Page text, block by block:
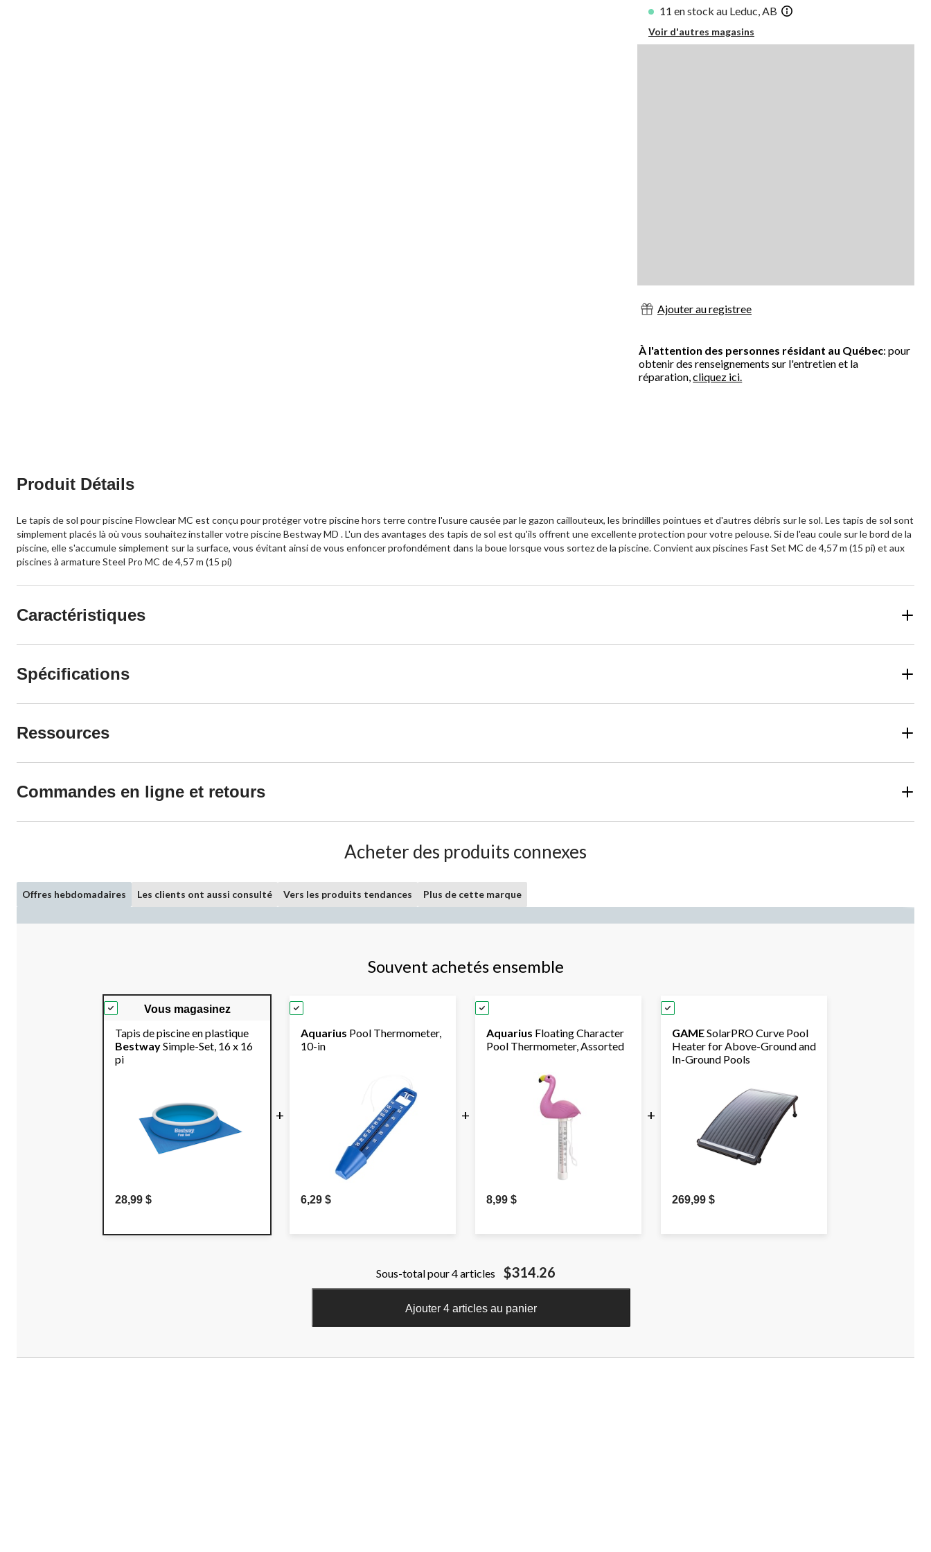
11 en stock au Leduc, AB
Voir d'autres magasins
Ajouter au registree
À l'attention des personnes résidant au Québec: pour
obtenir des renseignements sur l'entretien et la
réparation,cliquez ici.
Produit Détails
Le tapis de sol pour piscine Flowclear MC est conçu pour protéger votre piscine hors terre contre l'usure causée par le gazon caillouteux, les brindilles pointues et d'autres débris sur le sol. Les tapis de sol sont
simplement placés là où vous souhaitez installer votre piscine Bestway MD . L'un des avantages des tapis de sol est qu'ils offrent une excellente protection pour votre pelouse. Si de l'eau coule sur le bord de la
piscine, elle s'accumule simplement sur la surface, vous évitant ainsi de vous enfoncer profondément dans la boue lorsque vous sortez de la piscine. Convient aux piscines Fast Set MC de 4,57 m (15 pi) et aux
piscines à armature Steel Pro MC de 4,57 m (15 pi)
Caractéristiques
Spécifications
Ressources
Commandes en ligne et retours
Acheter des produits connexes
Offres hebdomadaires Les clients ont aussi consulté Vers les produits tendances Plus de cette marque
Souvent achetés ensemble
Vous magasinez
Tapis de piscine en plastique
BestwaySimple-Set, 16 x 16
pi
28,99 $
+
Aquarius Pool Thermometer,
10-in
6,29 $
+
Aquarius Floating Character
Pool Thermometer, Assorted
8,99 $
+
GAMESolarPRO Curve Pool
Heater for Above-Ground and
In-Ground Pools
269,99 $
Sous-total pour 4 articles $314.26
Ajouter 4 articles au panier